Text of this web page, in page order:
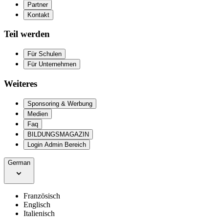
Partner
Kontakt
Teil werden
Für Schulen
Für Unternehmen
Weiteres
Sponsoring & Werbung
Medien
Faq
BILDUNGSMAGAZIN
Login Admin Bereich
German
Französisch
Englisch
Italienisch